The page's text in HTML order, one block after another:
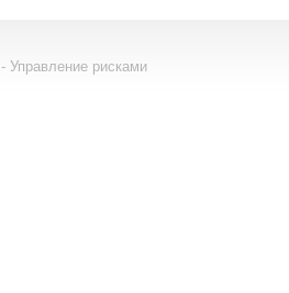
- Управление рисками